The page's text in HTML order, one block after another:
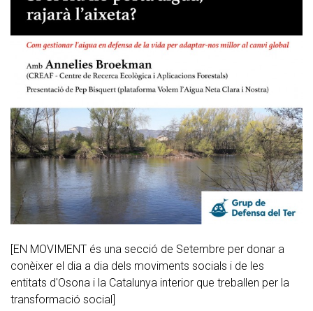
[EN MOVIMENT és una secció de Setembre per donar a
conèixer el dia a dia dels moviments socials i de les
entitats d'Osona i la Catalunya interior que treballen per la
transformació social]